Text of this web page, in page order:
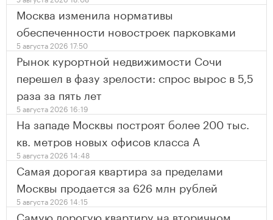
Москва изменила нормативы
обеспеченности новостроек парковками
5 августа 2026 17:50
Рынок курортной недвижимости Сочи
перешел в фазу зрелости: спрос вырос в 5,5
раза за пять лет
5 августа 2026 16:19
На западе Москвы построят более 200 тыс.
кв. метров новых офисов класса А
5 августа 2026 14:48
Самая дорогая квартира за пределами
Москвы продается за 626 млн рублей
5 августа 2026 14:15
Самую дорогую квартиру на вторичном